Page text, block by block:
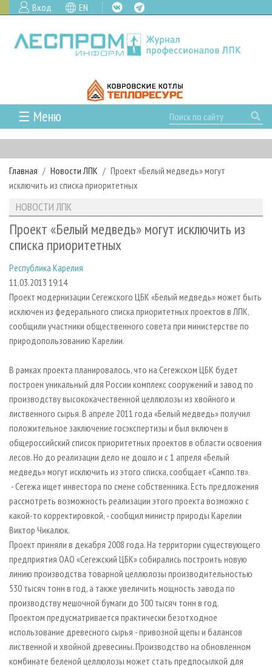
Вход EN
☰ Меню
ГЛАВНАЯ
РУБРИКИ И ТЕМЫ
РУБРИКИ ЖУРНАЛА
ЛЕСОЗАГОТОВКА
ЛЕСОПИЛЕНИЕ
СУШКА ДРЕВЕСИНЫ
ПРОИЗВОДСТВО ДРЕВЕСНЫХ ПЛИТ
ДЕРЕВЯННОЕ ДОМОСТРОЕНИЕ
ПРОИЗВОДСТВО МЕБЕЛИ
ЦБП
ИНСТРУМЕНТ И МАТЕРИАЛЫ
НОВОСТИ
НОВОСТИ ЛПК
НОВОСТИ ЖУРНАЛА
ПРОЕКТЫ ЛПИ
АНАЛИТИКА
ПРЕДПРИЯТИЯ ЛПК
ПЕРСОНЫ
МОБИЛЬНЫЕ ВЫСТАВКИ
ОФИЦИАЛЬНЫЕ ДЕЛЕГАЦИИ
ПРИОРИТЕТНЫЕ ИНВЕСТПРОЕКТЫ
ГАЗЕТА ЛЕСПРОМФОРУМ
БИБЛИОТЕКА СПЕЦИАЛИСТА
АРХИВ ЖУРНАЛОВ
СТАТЬИ
О ЖУРНАЛЕ
ПОДПИСКА
КОНТАКТЫ
РЕКЛАМОДАТЕЛЯМ
РЕКЛАМА
РЕКЛАМА НА САЙТЕ
Главная Новости ЛПК
Проект «Белый медведь» могут
исключить из списка приоритетных
НОВОСТИ ЛПК
Проект «Белый медведь» могут исключить из
списка приоритетных
Республика Карелия
11.03.2013 19:14
Проект модернизации Сегежского ЦБК «Белый медведь» может быть
исключен из федерального списка приоритетных проектов в ЛПК,
сообщили участники общественного совета при министерстве по
природопользованию Карелии.
В рамках проекта планировалось, что на Сегежском ЦБК будет
построен уникальный для России комплекс сооружений и завод по
производству высококачественной целлюлозы из хвойного и
лиственного сырья. В апреле 2011 года «Белый медведь» получил
положительное заключение госэкспертизы и был включен в
общероссийский список приоритетных проектов в области освоения
лесов. Но до реализации дело не дошло и с 1 апреля «Белый
медведь» могут исключить из этого списка, сообщает «Сампо.тв».
- Сегежа ищет инвестора по смене собственника. Есть предложения
рассмотреть возможность реализации этого проекта возможно с
какой-то корректировкой, - сообщил министр природы Карелии
Виктор Чикалюк.
Проект приняли в декабря 2008 года. На территории существующего
предприятия ОАО «Сегежский ЦБК» собирались построить новую
линию производства товарной целлюлозы производительностью
530 тысяч тонн в год, а также увеличить мощность завода по
производству мешочной бумаги до 300 тысяч тонн в год.
Проектом предусматривается практически безотходное
использование древесного сырья - привозной щепы и балансов
лиственной и хвойной древесины. Производство на обновленном
комбинате беленой целлюлозы может стать предпосылкой для